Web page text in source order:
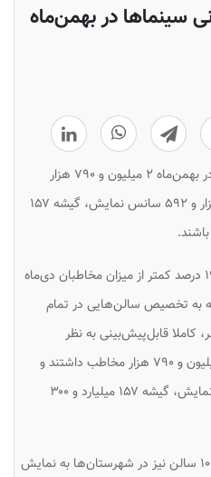
تومانی سینماها در بهمن‌ماه
سینماها در بهمن‌ماه ۲ میلیون و ۷۹۰ هزار
مخاطب داشتند و توانستند با ۷۷ هزار و ۵۹۲ سانس نمایش، گیشه ۱۵۷
آمار مخاطبان بهمن‌ماه سینماها، ۱۹ درصد کمتر از میزان مخاطبان دی‌ماه
به تخصیص سالن‌هایی در تمام
کاملا قابل‌پیش‌بینی به نظر
می‌رسید. سینماها در بهمن‌ماه ۲ میلیون و ۷۹۰ هزار مخاطب داشتند و
توانستند با ۷۷ هزار و ۵۹۲ سانس نمایش، گیشه ۱۵۷ میلیارد و ۳۰۰
تنها در تهران، ۵۴ سالن و بیش از ۱۰۰ سالن نیز در شهرستان‌ها به نمایش